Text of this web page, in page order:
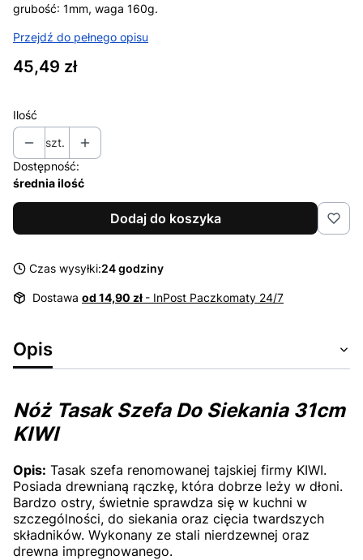
grubość: 1mm, waga 160g.
Przejdź do pełnego opisu
Cena
45,49 zł
Ilość
szt.
Dostępność:
średnia ilość
Dodaj do koszyka
Czas wysyłki:24 godziny
Dostawa od 14,90 zł - InPost Paczkomaty 24/7
Opis
Nóż Tasak Szefa Do Siekania 31cm
KIWI
Opis: Tasak szefa renomowanej tajskiej firmy KIWI.
Posiada drewnianą rączkę, która dobrze leży w dłoni.
Bardzo ostry, świetnie sprawdza się w kuchni w
szczególności, do siekania oraz cięcia twardszych
składników. Wykonany ze stali nierdzewnej oraz
drewna impregnowanego.